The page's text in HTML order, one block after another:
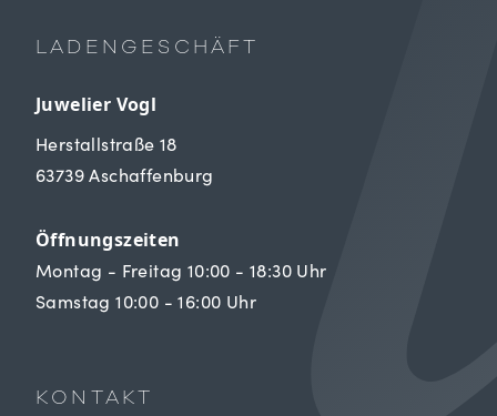
LADENGESCHÄFT
Juwelier Vogl
Herstallstraße 18
63739 Aschaffenburg
Öffnungszeiten
Montag - Freitag 10:00 - 18:30 Uhr
Samstag 10:00 - 16:00 Uhr
KONTAKT